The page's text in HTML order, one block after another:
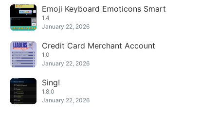
Emoji Keyboard Emoticons Smart
1.4
January 22, 2026
Credit Card Merchant Account
1.0
January 22, 2026
Sing!
1.8.0
January 22, 2026